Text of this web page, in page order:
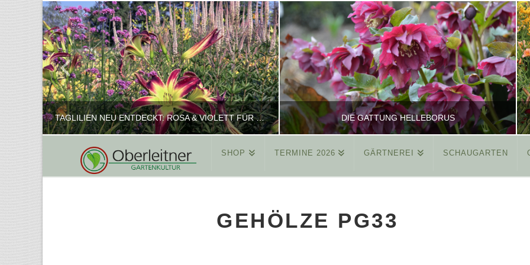
TAGLILIEN NEU ENTDECKT: ROSA & VIOLETT FÜR ROMANTISCHE PFLANZKOMBINATIONEN
REINHARD
DIE GATTUNG HELLEBORUS
REINHARD
MÄRZ 26, 2015
SHOP TERMINE 2026 GÄRTNEREI SCHAUGARTEN
GEHÖLZE PG33